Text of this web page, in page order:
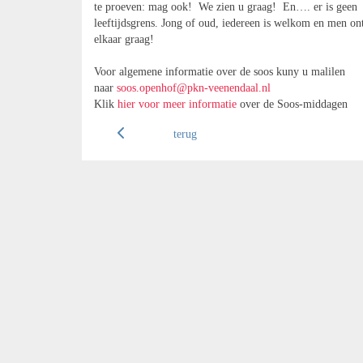
te proeven: mag ook! We zien u graag! En…. er is geen
leeftijdsgrens. Jong of oud, iedereen is welkom en men
elkaar graag!
Voor algemene informatie over de soos kuny u malilen
naar soos.openhof@pkn-veenendaal.nl
Klik hier voor meer informatie over de Soos-middagen
terug